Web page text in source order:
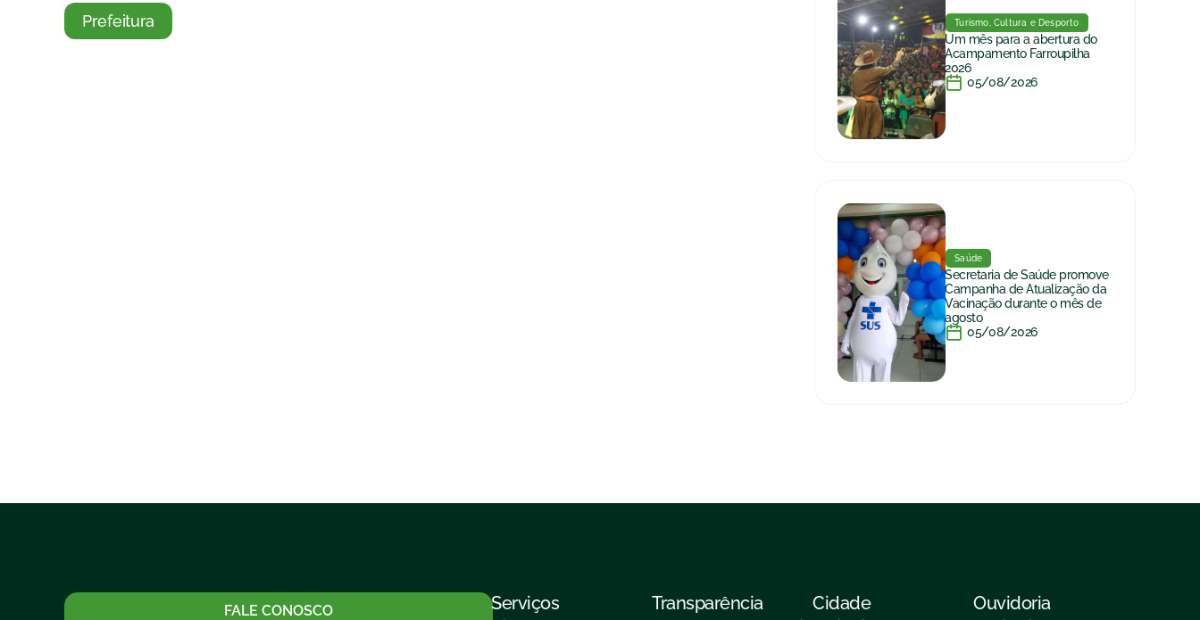
Prefeitura Turismo, Cultura e Desporto
Um mês para a abertura do
Acampamento Farroupilha
2026
05/08/2026
Saúde
Secretaria de Saúde promove
Campanha de Atualização da
Vacinação durante o mês de
agosto
05/08/2026
FALE CONOSCO Serviços Transparência Cidade Ouvidoria